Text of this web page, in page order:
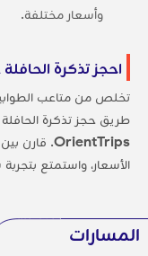
وأسعار مختلفة.
احجز تذكرة الحافلة
تخلص من متاعب
طريق حجز تذكرة الحافلة
OrientTrips. قارن
الأسعار، واستمتع
المسارات